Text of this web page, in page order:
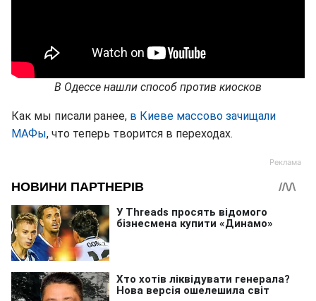
В Одессе нашли способ против киосков
Как мы писали ранее, в Киеве массово зачищали
МАФы, что теперь творится в переходах.